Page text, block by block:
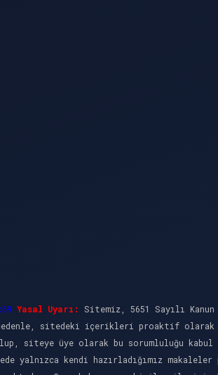
Yasal Uyarı:
Sitemiz, 5651 Sayılı
sitedeki içerikleri proaktif olarak
siteye üye olarak bu sorumluluğu
yalnızca kendi hazırladığımız